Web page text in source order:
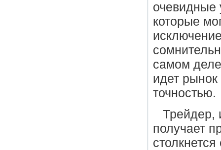
очевидные
которые
самом
идет
точностью.
Трейдер,
получает